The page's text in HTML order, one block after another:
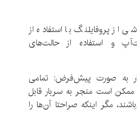
از پروفایلنگ با استفاده از
و استفاده از حالت‌های
به صورت پیش‌فرض: تمامی
ممکن است منجر به سربار قابل
مگر اینکه صراحتا آن‌ها را